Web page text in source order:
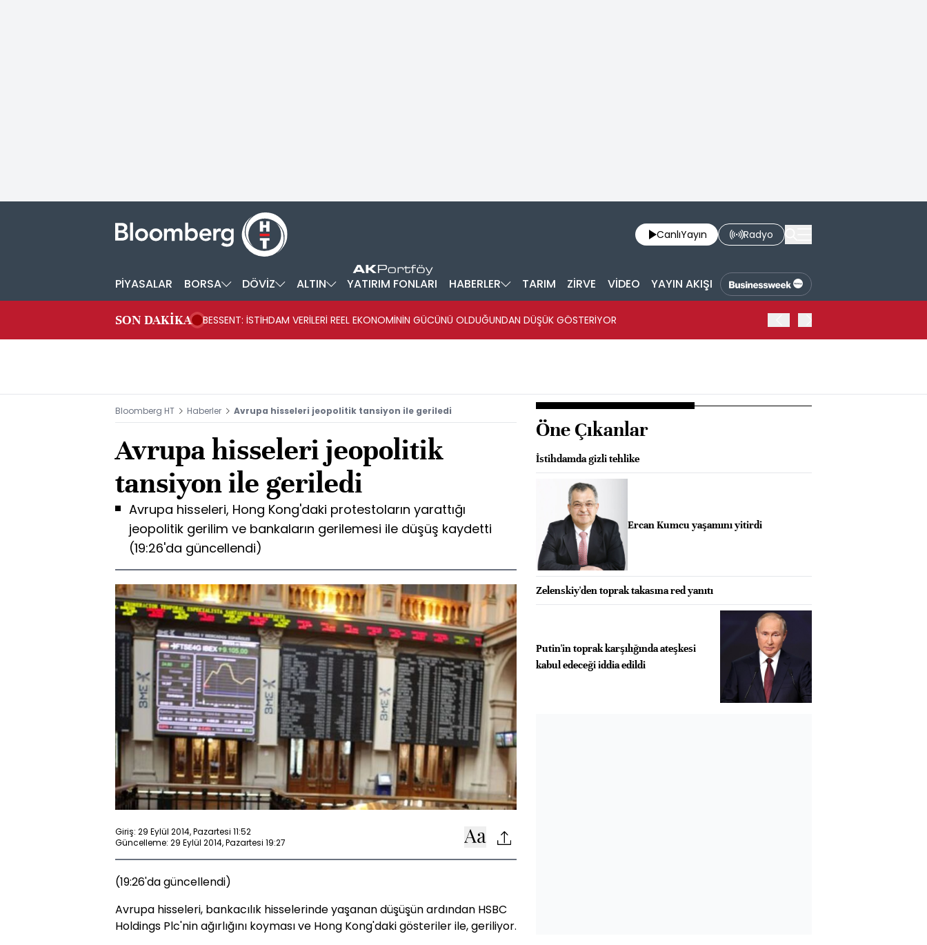
CanlıYayın Radyo
PİYASALAR BORSA DÖVİZ ALTIN YATIRIM FONLARI HABERLER TARIM ZİRVE VİDEO YAYIN AKIŞI
SON DAKİKA BESSENT: İSTİHDAM VERİLERİ REEL EKONOMİNİN GÜCÜNÜ OLDUĞUNDAN DÜŞÜK GÖSTERİYOR
Bloomberg HT Haberler Avrupa hisseleri jeopolitik tansiyon ile geriledi
Avrupa hisseleri jeopolitik
tansiyon ile geriledi
Avrupa hisseleri, Hong Kong'daki protestoların yarattığı
jeopolitik gerilim ve bankaların gerilemesi ile düşüş kaydetti
(19:26'da güncellendi)
Giriş: 29 Eylül 2014, Pazartesi 11:52
Güncelleme: 29 Eylül 2014, Pazartesi 19:27
(19:26'da güncellendi)
Avrupa hisseleri, bankacılık hisselerinde yaşanan düşüşün ardından HSBC
Holdings Plc'nin ağırlığını koyması ve Hong Kong'daki gösteriler ile, geriliyor.
Öne Çıkanlar
İstihdamda gizli tehlike
Ercan Kumcu yaşamını yitirdi
Zelenskiy'den toprak takasına red yanıtı
Putin'in toprak karşılığında ateşkesi
kabul edeceği iddia edildi